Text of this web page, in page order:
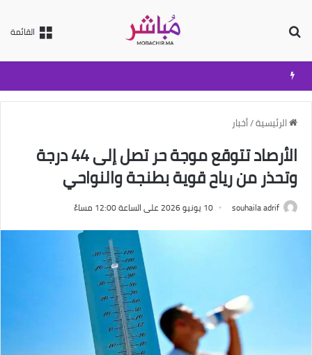
القائمة
الرئيسية/أخبار
الأرصاد تتوقع موجة حر تصل إلى 44 درجة
وتحذر من رياح قوية بطنجة والنواحي
souhaila adrif 10 يونيو 2026 على الساعة 12:00 مساءً